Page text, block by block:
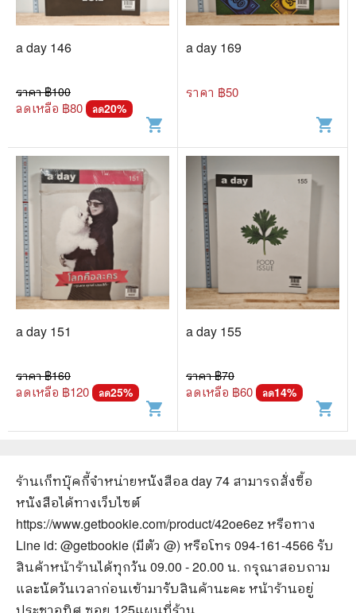
a day 146
ราคา ฿100
ลดเหลือ ฿80 ลด20%
shopping_cart
a day 169
ราคา ฿50
shopping_cart
a day 151
ราคา ฿160
ลดเหลือ ฿120 ลด25%
shopping_cart
a day 155
ราคา ฿70
ลดเหลือ ฿60 ลด14%
shopping_cart
ร้านเก็ทบุ๊คกี้จำหน่ายหนังสือa day 74 สามารถสั่งซื้อ
หนังสือได้ทางเว็บไซต์
https://www.getbookie.com/product/42oe6ezหรือทาง
Line id: @getbookie (มีตัว @) หรือโทร 094-161-4566 รับ
สินค้าหน้าร้านได้ทุกวัน 09.00 - 20.00 น. กรุณาสอบถาม
และนัดวันเวลาก่อนเข้ามารับสินค้านะคะ หน้าร้านอยู่